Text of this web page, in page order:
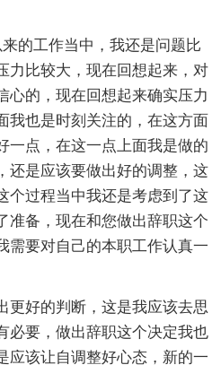
的工作当中，我还是问题比
力比较大，现在回想起来，对
心的，现在回想起来确实压力
我也是时刻关注的，在这方面
一点，在这一点上面我是做的
还是应该要做出好的调整，这
个过程当中我还是考虑到了这
准备，现在和您做出辞职这个
需要对自己的本职工作认真一
更好的判断，这是我应该去思
必要，做出辞职这个决定我也
应该让自调整好心态，新的一